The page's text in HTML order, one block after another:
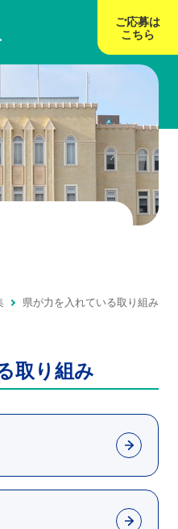
ご応募は
こちら
県が力を入れている取り組み
取り組み